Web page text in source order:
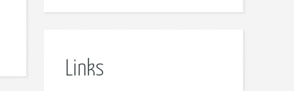
Links